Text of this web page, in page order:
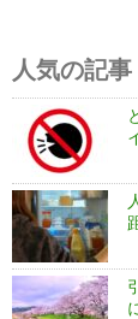
人気の記事